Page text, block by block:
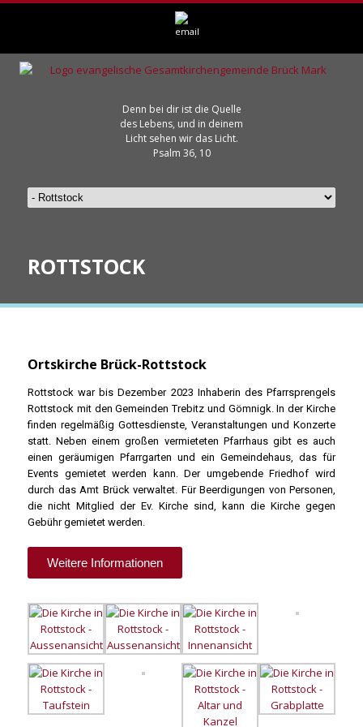
Denn bei dir ist die Quelle
des Lebens, und in deinem
Licht sehen wir das Licht.
Psalm 36, 10
ROTTSTOCK
Ortskirche Brück-Rottstock
Rott­stock war bis Dezem­ber 2023 Inha­be­rin des Pfarr­spren­gels
Rott­stock mit den Gemein­den Tre­bitz und Göm­nigk. In der Kir­che
fin­den regel­mä­ßig Got­tes­diens­te, Ver­an­stal­tun­gen und Kon­zer­te
statt. Neben einem gro­ßen ver­mie­te­ten Pfarr­haus gibt es auch
einen geräu­mi­gen Pfarr­gar­ten und ein Gemein­de­haus, das für
Events gemie­tet wer­den kann. Der umge­ben­de Fried­hof wird
durch das Amt Brück ver­wal­tet. Für Beer­di­gun­gen von Per­so­nen,
die nicht Mit­glied der Ev. Kir­che sind, kann die Kir­che gegen
Gebühr gemie­tet wer­den.
Wei­te­re Infor­ma­tio­nen